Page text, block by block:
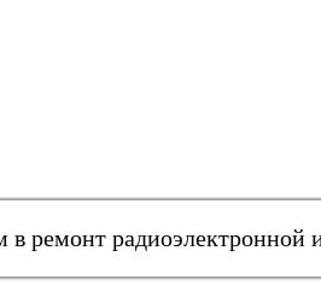
в ремонт радиоэлектронной